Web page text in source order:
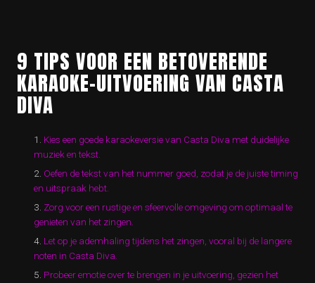
9 TIPS VOOR EEN BETOVERENDE
KARAOKE-UITVOERING VAN CASTA
DIVA
Kies een goede karaokeversie van Casta Diva met duidelijke
muziek en tekst.
Oefen de tekst van het nummer goed, zodat je de juiste timing
en uitspraak hebt.
Zorg voor een rustige en sfeervolle omgeving om optimaal te
genieten van het zingen.
Let op je ademhaling tijdens het zingen, vooral bij de langere
noten in Casta Diva.
Probeer emotie over te brengen in je uitvoering, gezien het